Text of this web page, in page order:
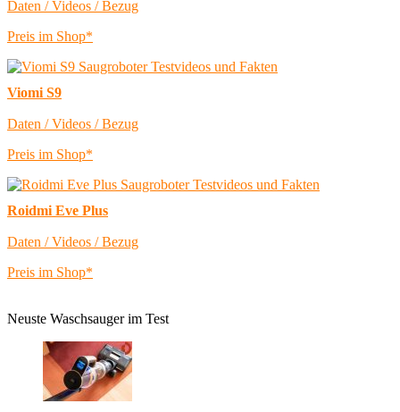
Daten / Videos / Bezug
Preis im Shop*
Viomi S9
Daten / Videos / Bezug
Preis im Shop*
Roidmi Eve Plus
Daten / Videos / Bezug
Preis im Shop*
Neuste Waschsauger im Test